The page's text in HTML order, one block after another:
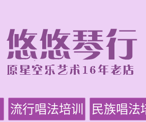
流行唱法培训 民族唱法